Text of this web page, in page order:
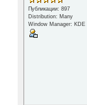
Публикации: 897
Distribution: Many
Window Manager: KDE